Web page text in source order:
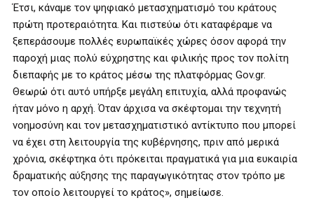
Έτσι, κάναμε τον ψηφιακό μετασχηματισμό του κράτους
πρώτη προτεραιότητα. Και πιστεύω ότι καταφέραμε να
ξεπεράσουμε πολλές ευρωπαϊκές χώρες όσον αφορά την
παροχή μιας πολύ εύχρηστης και φιλικής προς τον πολίτη
διεπαφής με το κράτος μέσω της πλατφόρμας Gov.gr.
Θεωρώ ότι αυτό υπήρξε μεγάλη επιτυχία, αλλά προφανώς
ήταν μόνο η αρχή. Όταν άρχισα να σκέφτομαι την τεχνητή
νοημοσύνη και τον μετασχηματιστικό αντίκτυπο που μπορεί
να έχει στη λειτουργία της κυβέρνησης, πριν από μερικά
χρόνια, σκέφτηκα ότι πρόκειται πραγματικά για μια ευκαιρία
δραματικής αύξησης της παραγωγικότητας στον τρόπο με
τον οποίο λειτουργεί το κράτος», σημείωσε.